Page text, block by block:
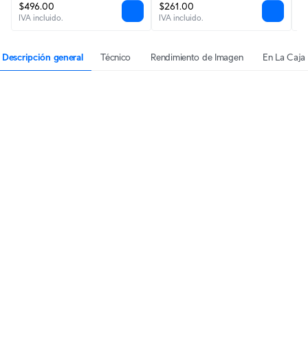
$496.00
IVA incluido.
$261.00
IVA incluido.
Descripción general Técnico Rendimiento de Imagen En La Caja